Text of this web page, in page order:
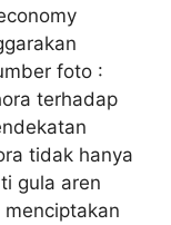
foto :
terhadap
tidak hanya
gula aren